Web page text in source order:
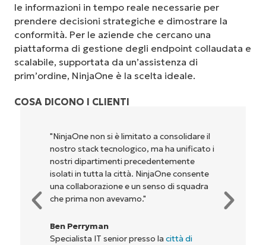
le informazioni in tempo reale necessarie per
prendere decisioni strategiche e dimostrare la
conformità. Per le aziende che cercano una
piattaforma di gestione degli endpoint collaudata e
scalabile, supportata da un’assistenza di
prim’ordine, NinjaOne è la scelta ideale.
COSA DICONO I CLIENTI
"NinjaOne non si è limitato a consolidare il
nostro stack tecnologico, ma ha unificato i
nostri dipartimenti precedentemente
isolati in tutta la città. NinjaOne consente
una collaborazione e un senso di squadra
che prima non avevamo."
Ben Perryman
Specialista IT senior presso lacittà di